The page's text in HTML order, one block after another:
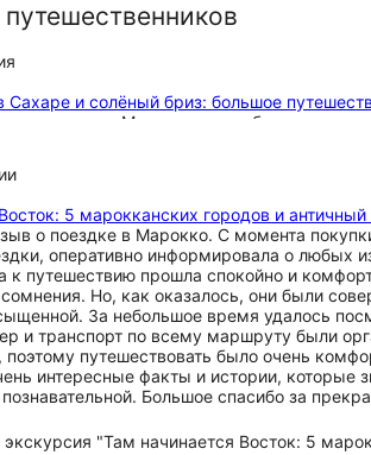
Сахаре и солёный бриз: большое
ли ехать в Марокко в декабре, я
поездки это вообще отличное время
и эффектная. Мы проехали
горные ущелья, шумные старинные
жизни дома. Наверняка у каждого
поздним вечером в Рабате — его
мы даже удивились, ведь гид
необычные вещи) Еще буду долго
как закат меняет цвета вокруг. В
шум океана... хотелось остаться
так тихо, что не верилось, что рядом
фонариками и видом на ночной
в простом кафе прямо на дороге
часть того, что показало, что нас не
впитывать новые впечатления. За это и
и организатором, и просто
кто поддерживал нас онлайн, когда
5 марокканских городов и
о поездке в Марокко. С момента
оперативно информировала о любых
к путешествию прошла спокойно и
Но, как оказалось, они были
За небольшое время удалось
и транспорт по всему маршруту были
путешествовать было очень
интересные факты и истории, которые
Большое спасибо за